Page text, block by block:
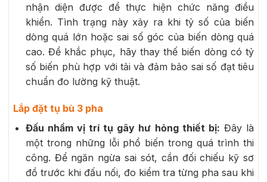
nhận diện được để thực hiện chức năng điều
khiển. Tình trạng này xảy ra khi tỷ số của biến
dòng quá lớn hoặc sai số góc của biến dòng quá
cao. Để khắc phục, hãy thay thế biến dòng có tỷ
số biến phù hợp với tải và đảm bảo sai số đạt tiêu
chuẩn đo lường kỹ thuật.
Lắp đặt tụ bù 3 pha
Đấu nhầm vị trí tụ gây hư hỏng thiết bị: Đây là
một trong những lỗi phổ biến trong quá trình thi
công. Để ngăn ngừa sai sót, cần đối chiếu kỹ sơ
đồ trước khi đấu nối, đo kiểm tra từng pha sau khi